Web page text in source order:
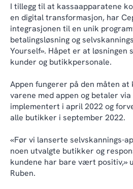
I tillegg til at kassaapparatene
en digital transformasjon, har
integrasjonen til en unik
betalingsløsning og
Yourself». Håpet er at løsningen
kunder og butikkpersonale.
Appen fungerer på den måten at
varene med appen og betaler
implementert i april 2022 og
alle butikker i september 2022.
«Før vi lanserte selvskannings-
noen utvalgte butikker og
kundene har bare vært positiv,»
Ruben.